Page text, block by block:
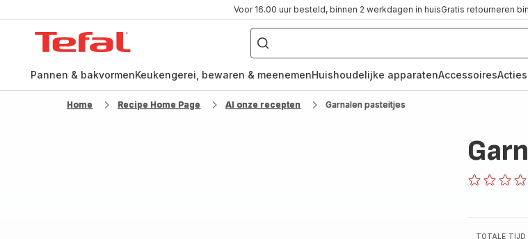
Voor 16.00 uur besteld, binnen 2 werkdagen in huisGratis retourneren
Waar
ben
naar
Pannen & bakvormenKeukengerei, bewaren & meenemenHuishoudelijke apparatenAccessoiresActies
Home Recipe Home Page Al onze recepten Garnalen pasteitjes
TOTALE TIJD